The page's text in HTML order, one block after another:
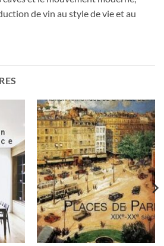
de vin au style de vie et au